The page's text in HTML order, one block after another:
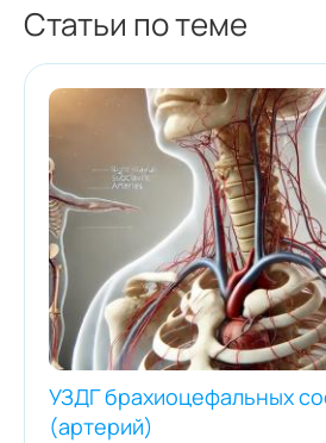
Статьи по теме
УЗДГ брахиоцефальных
(артерий)